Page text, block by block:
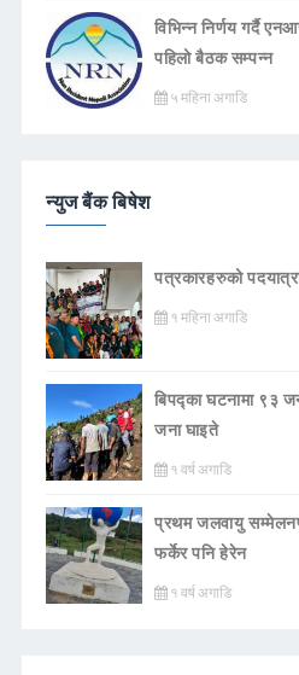
विभिन्न निर्णय गर्दै
पहिलो बैठक सम्पन्न
५ महिना अगाडि
न्युज बैंक बिषेश
पत्रकारहरुको
१ महिना अगाडि
बिपद्का घटनामा ९३
जना घाइते
१ वर्ष अगाडि
प्रथम जलवायु
फर्केर पनि हेरेन
१ वर्ष अगाडि